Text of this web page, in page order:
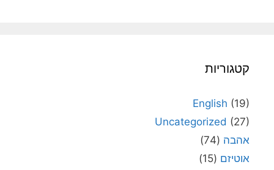
קטגוריות
English (19)
Uncategorized (27)
אהבה (74)
אוטיזם (15)